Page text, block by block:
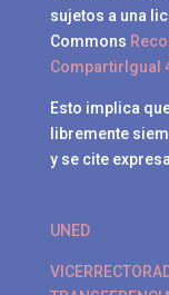
sujetos a una
Commons
CompartirIgual
Esto implica
libremente
y se cite
UNED